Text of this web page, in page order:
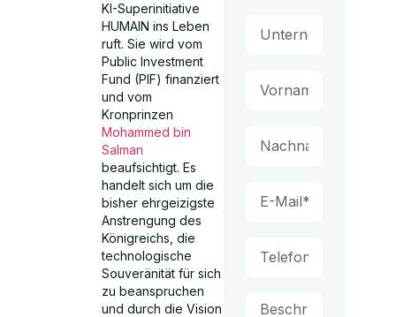
KI-Superinitiative
HUMAIN ins Leben
ruft. Sie wird vom
Public Investment
Fund (PIF) finanziert
und vom
Kronprinzen
Mohammed bin
Salman
beaufsichtigt. Es
handelt sich um die
bisher ehrgeizigste
Anstrengung des
Königreichs, die
technologische
Souveränität für sich
zu beanspruchen
und durch die Vision